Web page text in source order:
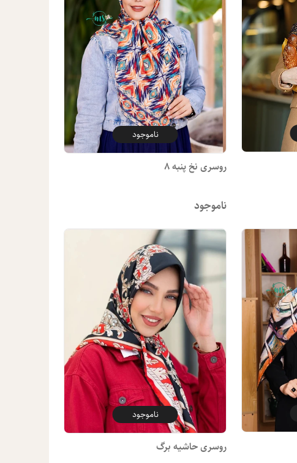
ناموجود
روسری نخ پنبه 8
ناموجود
ناموجود
روسری حاشیه برگ